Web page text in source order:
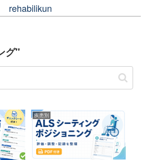
rehabilikun
グ"
疾患別